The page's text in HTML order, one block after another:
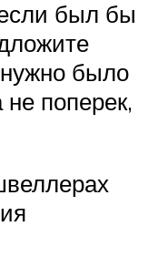
был бы
было
поперек,